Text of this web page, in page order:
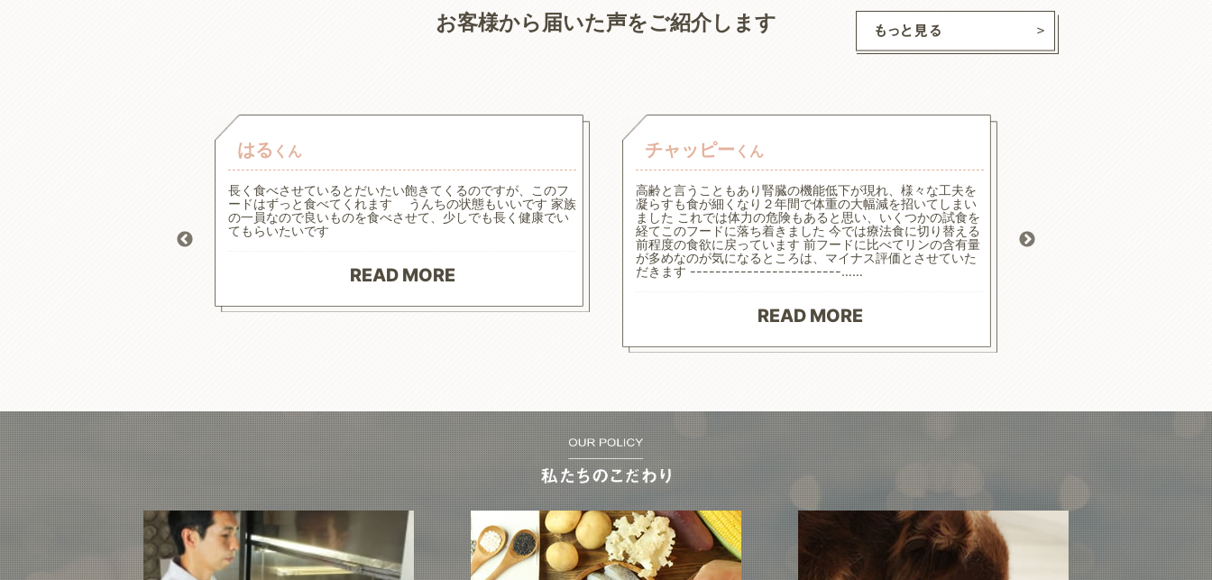
お客様から届いた声をご紹介します
はる くん
長く食べさせているとだいたい飽きてくるのですが、このフ
ードはずっと食べてくれます うんちの状態もいいです 家族
の一員なので良いものを食べさせて、少しでも長く健康でい
てもらいたいです
READ MORE
チャッピー くん
高齢と言うこともあり腎臓の機能低下が現れ、様々な工夫を
凝らすも食が細くなり２年間で体重の大幅減を招いてしまい
ました これでは体力の危険もあると思い、いくつかの試食を
経てこのフードに落ち着きました 今では療法食に切り替える
前程度の食欲に戻っています 前フードに比べてリンの含有量
が多めなのが気になるところは、マイナス評価とさせていた
だきます ------------------------……
READ MORE